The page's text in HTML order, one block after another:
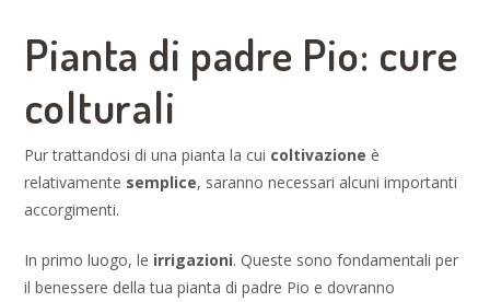
Pianta di padre Pio: cure
colturali
Pur trattandosi di una pianta la cui coltivazione è
relativamente semplice, saranno necessari alcuni importanti
accorgimenti.
In primo luogo, le irrigazioni. Queste sono fondamentali per
il benessere della tua pianta di padre Pio e dovranno